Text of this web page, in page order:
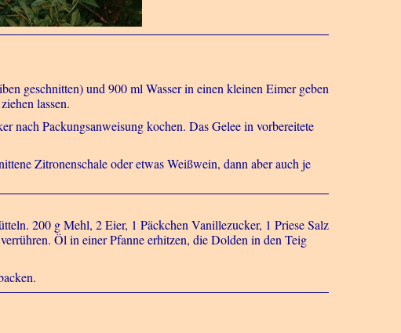
geschnitten) und 900 ml Wasser in einen kleinen Eimer geben
lassen.
nach Packungsanweisung kochen. Das Gelee in vorbereitete
Zitronenschale oder etwas Weißwein, dann aber auch je
200 g Mehl, 2 Eier, 1 Päckchen Vanillezucker, 1 Priese Salz
Öl in einer Pfanne erhitzen, die Dolden in den Teig